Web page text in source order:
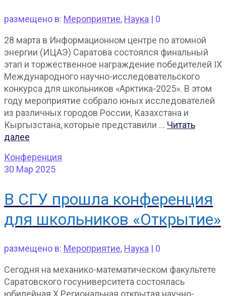
размещено в: Мероприятие, Наука | 0
28 марта в Информационном центре по атомной
энергии (ИЦАЭ) Саратова состоялся финальный
этап и торжественное награждение победителей IX
Международного научно-исследовательского
конкурса для школьников «Арктика-2025». В этом
году мероприятие собрало юных исследователей
из различных городов России, Казахстана и
Кыргызстана, которые представили … Читать
далее
Конференция
30 Мар 2025
В СГУ прошла конференция
для школьников «Открытие»
размещено в: Мероприятие, Наука | 0
Сегодня на механико-математическом факультете
Саратовского госуниверситета состоялась